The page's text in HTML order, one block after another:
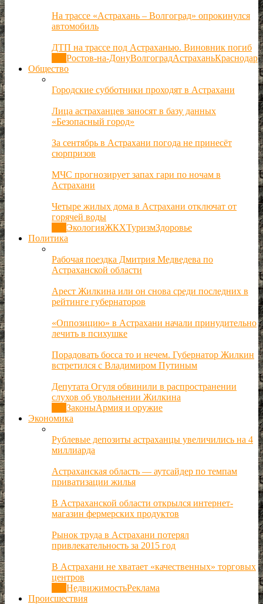
На трассе «Астрахань – Волгоград» опрокинулся
автомобиль
ДТП на трассе под Астраханью. Виновник погиб
Ростов-на-ДонуВолгоградАстраханьКраснодар
Общество
Городские субботники проходят в Астрахани
Лица астраханцев заносят в базу данных
«Безопасный город»
За сентябрь в Астрахани погода не принесёт
сюрпризов
МЧС прогнозирует запах гари по ночам в
Астрахани
Четыре жилых дома в Астрахани отключат от
горячей воды
ЭкологияЖКХТуризмЗдоровье
Политика
Рабочая поездка Дмитрия Медведева по
Астраханской области
Арест Жилкина или он снова среди последних в
рейтинге губернаторов
«Оппозицию» в Астрахани начали принудительно
лечить в психушке
Порадовать босса то и нечем. Губернатор Жилкин
встретился с Владимиром Путиным
Депутата Огуля обвинили в распространении
слухов об увольнении Жилкина
ЗаконыАрмия и оружие
Экономика
Рублевые депозиты астраханцы увеличились на 4
миллиарда
Астраханская область — аутсайдер по темпам
приватизации жилья
В Астраханской области открылся интернет-
магазин фермерских продуктов
Рынок труда в Астрахани потерял
привлекательность за 2015 год
В Астрахани не хватает «качественных» торговых
центров
НедвижимостьРеклама
Происшествия